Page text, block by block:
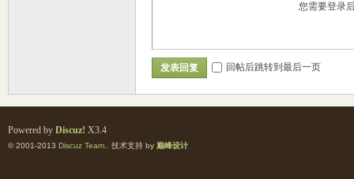
您需要登录
发表回复 回帖后跳转到最后一页
Powered by Discuz! X3.4
© 2001-2013 Discuz Team. . 技术支持 by 巅峰设计